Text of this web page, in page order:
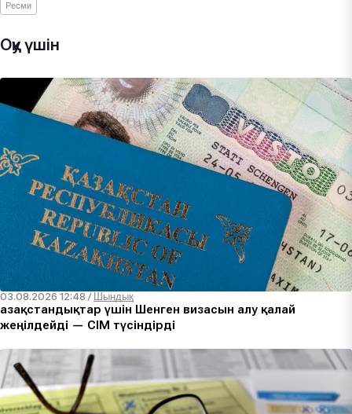
Ресми
Оқу үшін
03.08.2026 12:48 / Шындық
Қазақстандықтар үшін Шенген визасын алу қалай
жеңілдейді — СІМ түсіндірді